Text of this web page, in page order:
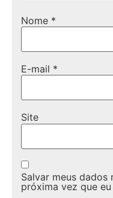
Nome *
E-mail *
Site
Salvar meus dados
próxima vez que